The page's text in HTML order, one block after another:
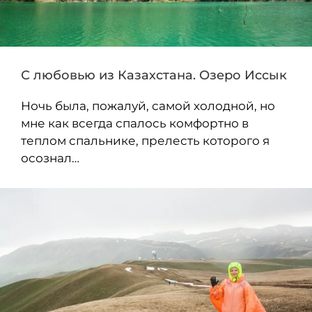
С любовью из Казахстана. Озеро Иссык
Ночь была, пожалуй, самой холодной, но
мне как всегда спалось комфортно в
теплом спальнике, прелесть которого я
осознал…